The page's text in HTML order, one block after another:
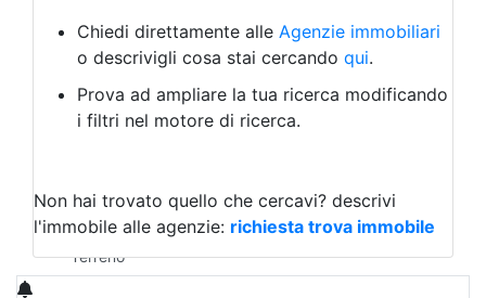
Albergo
Laboratorio Artigianale
Negozio/locale commerciale
Agriturismo
Magazzini
Qualsiasi
Terreno edificabile
Terreno
Chiedi direttamente alle Agenzie immobiliari
o descrivigli cosa stai cercando qui.
Prova ad ampliare la tua ricerca modificando
i filtri nel motore di ricerca.
Non hai trovato quello che cercavi? descrivi
l'immobile alle agenzie: richiesta trova immobile